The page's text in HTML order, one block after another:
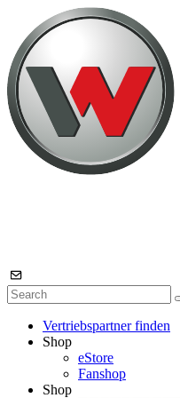
Vertriebspartner finden
Shop
eStore
Fanshop
Shop